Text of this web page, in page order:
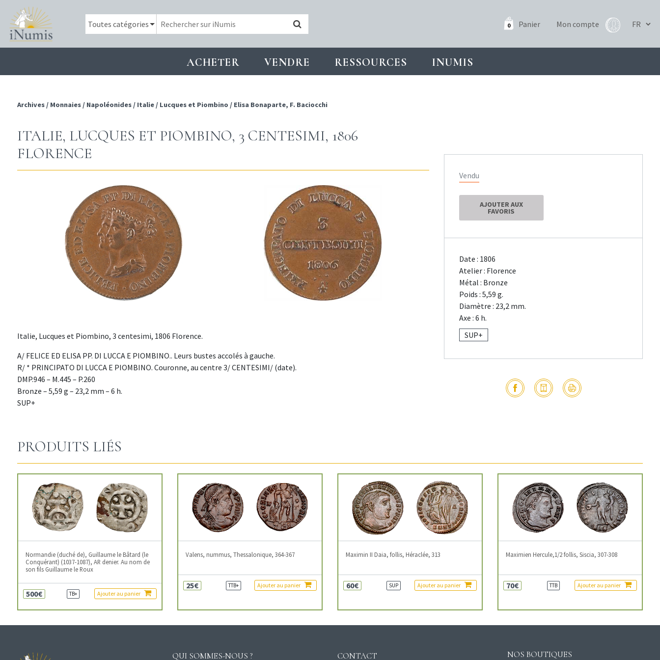
0 Panier Mon compte
ACHETER VENDRE RESSOURCES INUMIS
Archives / Monnaies / Napoléonides / Italie / Lucques et Piombino / Elisa Bonaparte, F. Baciocchi
ITALIE, LUCQUES ET PIOMBINO, 3 CENTESIMI, 1806
FLORENCE
Italie, Lucques et Piombino, 3 centesimi, 1806 Florence.
A/ FELICE ED ELISA PP. DI LUCCA E PIOMBINO.. Leurs bustes accolés à gauche.
R/ * PRINCIPATO DI LUCCA E PIOMBINO. Couronne, au centre 3/ CENTESIMI/ (date).
DMP.946 – M.445 – P.260
Bronze – 5,59 g – 23,2 mm – 6 h.
SUP+
Vendu
AJOUTER AUX
FAVORIS
Date : 1806
Atelier : Florence
Métal : Bronze
Poids : 5,59 g.
Diamètre : 23,2 mm.
Axe : 6 h.
SUP+
PRODUITS LIÉS
Normandie (duché de), Guillaume le Bâtard (le
Conquérant) (1037-1087), AR denier. Au nom de
son fils Guillaume le Roux
500€ TB+ Ajouter au panier
Valens, nummus, Thessalonique, 364-367
25€ TTB+ Ajouter au panier
Maximin II Daia, follis, Héraclée, 313
60€ SUP Ajouter au panier
Maximien Hercule,1/2 follis, Siscia, 307-308
70€ TTB Ajouter au panier
QUI SOMMES-NOUS ? CONTACT NOS BOUTIQUES